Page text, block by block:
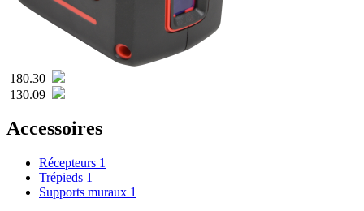
180.30
130.09
Accessoires
Récepteurs 1
Trépieds 1
Supports muraux 1